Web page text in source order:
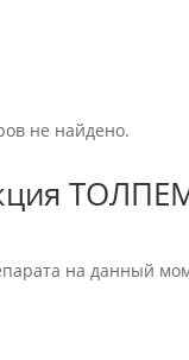
не найдено.
на данный